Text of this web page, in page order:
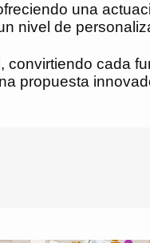
una
nivel de
cada
propuesta